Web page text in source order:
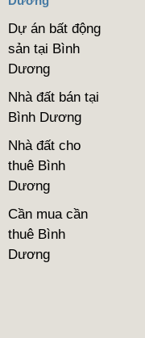
Dự án bất động
sản tại Bình
Dương
Nhà đất bán tại
Bình Dương
Nhà đất cho
thuê Bình
Dương
Cần mua cần
thuê Bình
Dương